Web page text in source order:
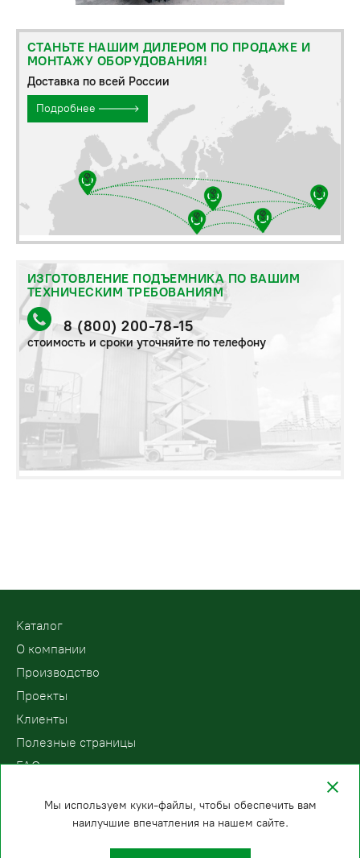
СТАНЬТЕ НАШИМ ДИЛЕРОМ ПО ПРОДАЖЕ И
МОНТАЖУ ОБОРУДОВАНИЯ!
Доставка по всей России
Подробнее
ИЗГОТОВЛЕНИЕ ПОДЪЕМНИКА ПО ВАШИМ
ТЕХНИЧЕСКИМ ТРЕБОВАНИЯМ
8 (800) 200-78-15
стоимость и сроки уточняйте по телефону
Kаталог
О компании
Производство
Проекты
Клиенты
Полезные страницы
FAQ
8 (800) 200-78-15
Мы используем куки-файлы, чтобы обеспечить вам
наилучшие впечатления на нашем сайте.